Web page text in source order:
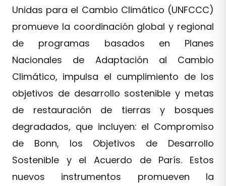
Unidas para el Cambio Climático (UNFCCC)
promueve la coordinación global y regional
de programas basados en Planes
Nacionales de Adaptación al Cambio
Climático, impulsa el cumplimiento de los
objetivos de desarrollo sostenible y metas
de restauración de tierras y bosques
degradados, que incluyen: el Compromiso
de Bonn, los Objetivos de Desarrollo
Sostenible y el Acuerdo de París. Estos
nuevos instrumentos promueven la